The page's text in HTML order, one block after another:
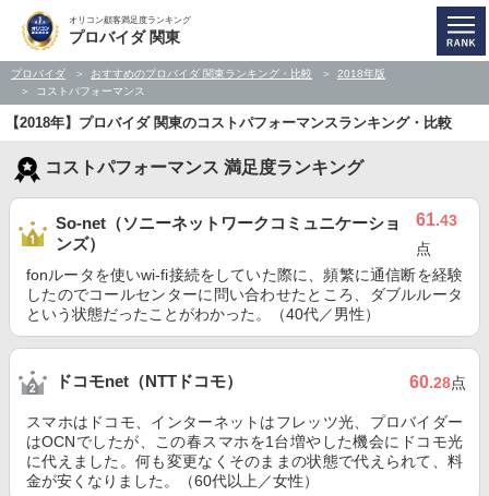
オリコン顧客満足度ランキング
プロバイダ 関東
プロバイダ おすすめのプロバイダ 関東ランキング・比較
2018年版
コストパフォーマンス
【2018年】プロバイダ 関東のコストパフォーマンスランキング・比較
コストパフォーマンス 満足度ランキング
So-net（ソニーネットワークコミュニケーショ
ンズ）
61.43
点
fonルータを使いwi-fi接続をしていた際に、頻繁に通信断を経験
したのでコールセンターに問い合わせたところ、ダブルルータ
という状態だったことがわかった。（40代／男性）
ドコモnet（NTTドコモ） 60.28点
スマホはドコモ、インターネットはフレッツ光、プロバイダー
はOCNでしたが、この春スマホを1台増やした機会にドコモ光
に代えました。何も変更なくそのままの状態で代えられて、料
金が安くなりました。（60代以上／女性）